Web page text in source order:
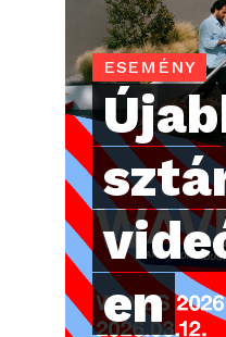
ESEMÉNY
en